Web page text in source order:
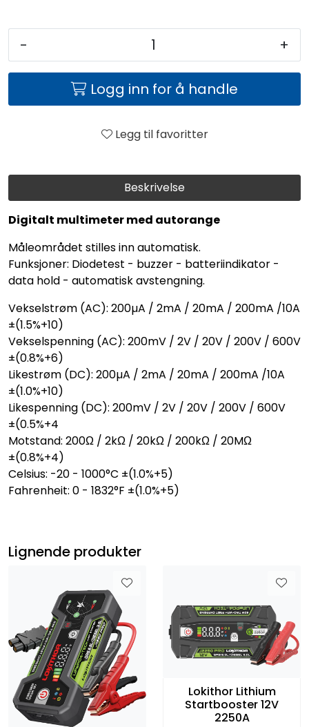
Beskrivelse
Digitalt multimeter med autorange
Måleområdet stilles inn automatisk.
Funksjoner: Diodetest - buzzer - batteriindikator -
data hold - automatisk avstengning.
Vekselstrøm (AC): 200µA / 2mA / 20mA / 200mA /10A
±(1.5%+10)
Vekselspenning (AC): 200mV / 2V / 20V / 200V / 600V
±(0.8%+6)
Likestrøm (DC): 200µA / 2mA / 20mA / 200mA /10A
±(1.0%+10)
Likespenning (DC): 200mV / 2V / 20V / 200V / 600V
±(0.5%+4
Motstand: 200Ω / 2kΩ / 20kΩ / 200kΩ / 20MΩ
±(0.8%+4)
Celsius: -20 - 1000°C ±(1.0%+5)
Fahrenheit: 0 - 1832°F ±(1.0%+5)
- +
Logg inn for å handle
Legg til favoritter
Lignende produkter
Lokithor Lithium
Startbooster 12V
2250A